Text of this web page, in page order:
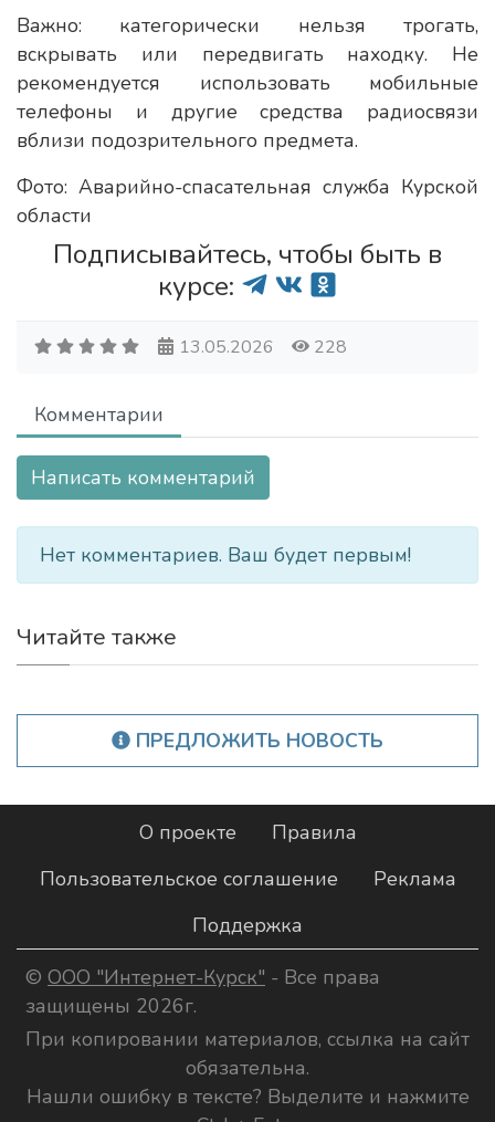
Важно: категорически нельзя трогать,
вскрывать или передвигать находку. Не
рекомендуется использовать мобильные
телефоны и другие средства радиосвязи
вблизи подозрительного предмета.
Фото: Аварийно-спасательная служба Курской
области
Подписывайтесь, чтобы быть в
курсе:
13.05.2026 228
Комментарии
Написать комментарий
Нет комментариев. Ваш будет первым!
Читайте также
ПРЕДЛОЖИТЬ НОВОСТЬ
О проекте
Правила
Пользовательское соглашение
Реклама
Поддержка
© ООО "Интернет-Курск" - Все права
защищены 2026г.
При копировании материалов, ссылка на сайт
обязательна.
Нашли ошибку в тексте? Выделите и нажмите